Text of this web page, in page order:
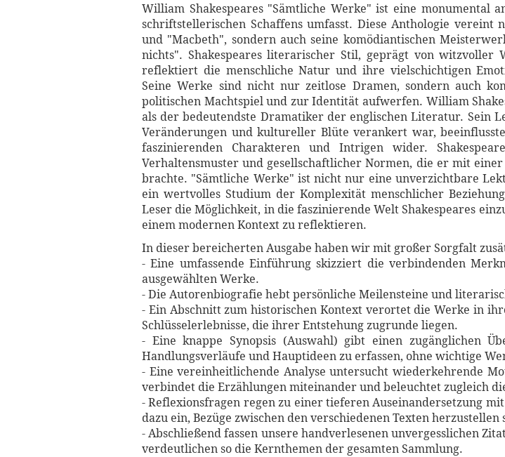
William Shakespeares "Sämtliche Werke" ist eine monumental
schriftstellerischen Schaffens umfasst. Diese Anthologie
und "Macbeth", sondern auch seine komödiantischen
nichts". Shakespeares literarischer Stil, geprägt von witzvoller
reflektiert die menschliche Natur und ihre vielschichtigen
Seine Werke sind nicht nur zeitlose Dramen, sondern auch
politischen Machtspiel und zur Identität aufwerfen. William
als der bedeutendste Dramatiker der englischen Literatur. Sein
Veränderungen und kultureller Blüte verankert war,
faszinierenden Charakteren und Intrigen wider.
Verhaltensmuster und gesellschaftlicher Normen, die er mit
brachte. "Sämtliche Werke" ist nicht nur eine unverzichtbare
ein wertvolles Studium der Komplexität menschlicher
Leser die Möglichkeit, in die faszinierende Welt Shakespeares
einem modernen Kontext zu reflektieren.
In dieser bereicherten Ausgabe haben wir mit großer Sorgfalt
- Eine umfassende Einführung skizziert die verbindenden
ausgewählten Werke.
- Die Autorenbiografie hebt persönliche Meilensteine und
- Ein Abschnitt zum historischen Kontext verortet die Werke in
Schlüsselerlebnisse, die ihrer Entstehung zugrunde liegen.
- Eine knappe Synopsis (Auswahl) gibt einen zugänglichen
Handlungsverläufe und Hauptideen zu erfassen, ohne wichtige
- Eine vereinheitlichende Analyse untersucht wiederkehrende
verbindet die Erzählungen miteinander und beleuchtet zugleich
- Reflexionsfragen regen zu einer tieferen Auseinandersetzung
dazu ein, Bezüge zwischen den verschiedenen Texten
- Abschließend fassen unsere handverlesenen unvergesslichen
verdeutlichen so die Kernthemen der gesamten Sammlung.